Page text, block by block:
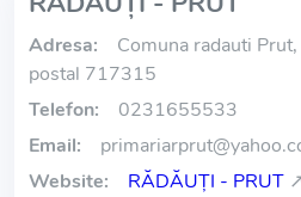
Adresa:
Comuna radauti
postal 717315
Telefon:
0231655533
Email:
primariarprut@
Website:
RĂDĂUŢI - PRUT